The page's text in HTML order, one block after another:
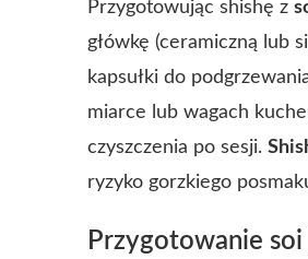
Przygotowując shishę z
główkę (ceramiczną lub
kapsułki do
miarce lub wagach
czyszczenia po sesji.
ryzyko gorzkiego
Przygotowanie